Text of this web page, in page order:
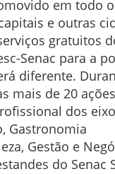
em todo
e outras
gratuitos
Senac para a
diferente.
mais de 20
dos
Gastronomia
Gestão e
do Senac